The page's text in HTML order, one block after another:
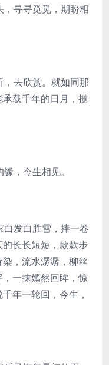
寻寻觅觅，期盼相
去欣赏。就如同那
载千年的日月，揽
，今生相见。
发白胜雪，捧一卷
长长短短，款款步
，流水潺潺，柳丝
一抹嫣然回眸，惊
年一轮回，今生，